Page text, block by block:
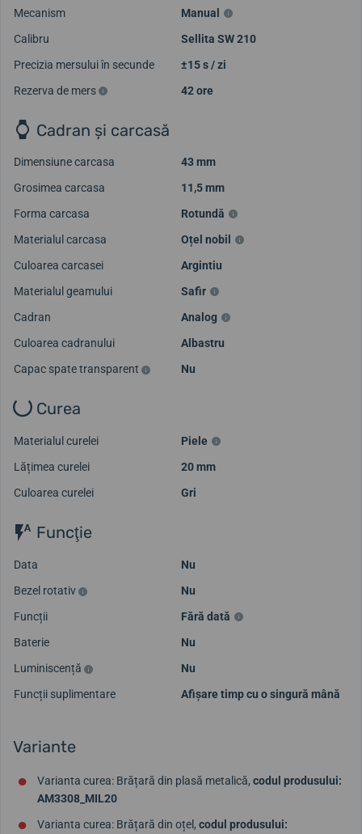
Mecanism
Manual
Calibru
Sellita SW 210
Precizia mersului în secunde
±15 s / zi
Rezerva de mers
42 ore
Cadran și carcasă
Dimensiune carcasa
43 mm
Grosimea carcasa
11,5 mm
Forma carcasa
Rotundă
Materialul carcasa
Oțel nobil
Culoarea carcasei
Argintiu
Materialul geamului
Safir
Cadran
Analog
Culoarea cadranului
Albastru
Capac spate transparent
Nu
Curea
Materialul curelei
Piele
Lățimea curelei
20 mm
Culoarea curelei
Gri
Funcţie
Data
Nu
Bezel rotativ
Nu
Funcții
Fără dată
Baterie
Nu
Luminiscență
Nu
Funcții suplimentare
Afișare timp cu o singură mână
Variante
Varianta curea: Brățară din plasă metalică, codul produsului:
AM3308_MIL20
Varianta curea: Brățară din oțel, codul produsului: